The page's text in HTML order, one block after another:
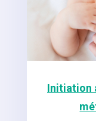
Initiation